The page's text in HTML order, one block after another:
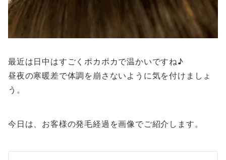
最近は日中はすごくポカポカで温かいですね♪
昼夜の寒暖差で体調を崩さないように気を付けましょ
う。
今日は、お客様の発毛経過を画像でご紹介します。